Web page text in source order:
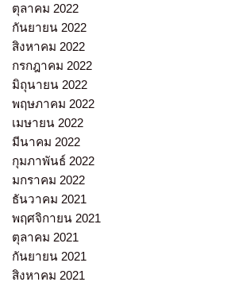
ตุลาคม 2022
กันยายน 2022
สิงหาคม 2022
กรกฎาคม 2022
มิถุนายน 2022
พฤษภาคม 2022
เมษายน 2022
มีนาคม 2022
กุมภาพันธ์ 2022
มกราคม 2022
ธันวาคม 2021
พฤศจิกายน 2021
ตุลาคม 2021
กันยายน 2021
สิงหาคม 2021